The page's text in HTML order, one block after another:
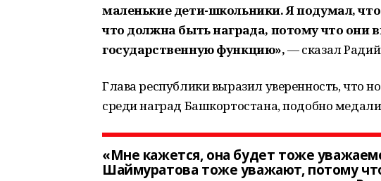
маленькие дети-школьники. Я подумал,
что должна быть награда, потому что они
государственную функцию»,— сказал
Глава республики выразил уверенность, что
среди наград Башкортостана, подобно
«Мне кажется, она будет тоже
Шаймуратова тоже уважают, потому